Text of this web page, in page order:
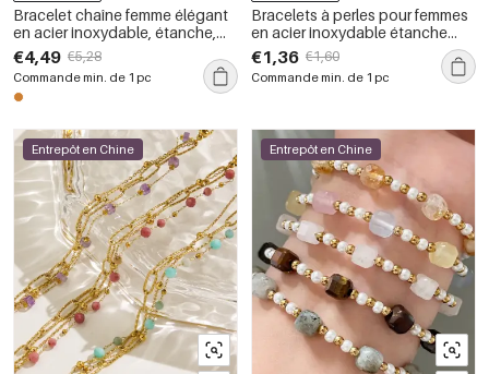
Bracelet chaîne femme élégant
en acier inoxydable, étanche,
couleur or, avec lettre, de la
série Luxueuse
€4,49 €5,28
Commande min. de 1 pc
Bracelets à perles pour femmes
en acier inoxydable étanche
couleur or
€1,36 €1,60
Commande min. de 1 pc
Entrepôt en Chine Entrepôt en Chine